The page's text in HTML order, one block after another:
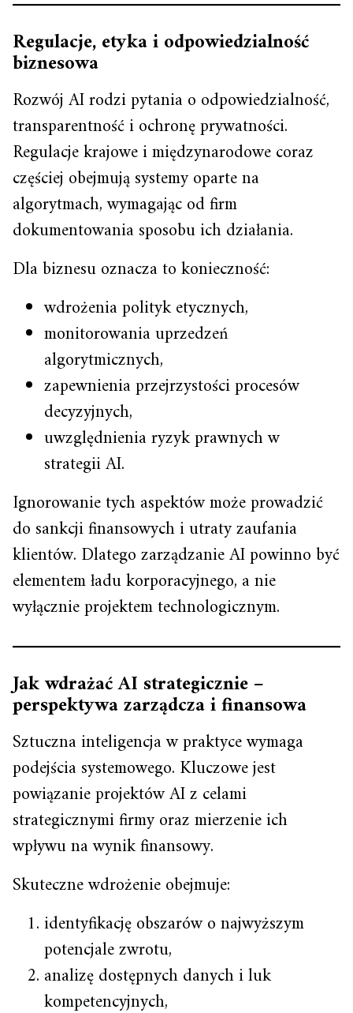
Regulacje, etyka i odpowiedzialność
biznesowa
Rozwój AI rodzi pytania o odpowiedzialność,
transparentność i ochronę prywatności.
Regulacje krajowe i międzynarodowe coraz
częściej obejmują systemy oparte na
algorytmach, wymagając od firm
dokumentowania sposobu ich działania.
Dla biznesu oznacza to konieczność:
wdrożenia polityk etycznych,
monitorowania uprzedzeń
algorytmicznych,
zapewnienia przejrzystości procesów
decyzyjnych,
uwzględnienia ryzyk prawnych w
strategii AI.
Ignorowanie tych aspektów może prowadzić
do sankcji finansowych i utraty zaufania
klientów. Dlatego zarządzanie AI powinno być
elementem ładu korporacyjnego, a nie
wyłącznie projektem technologicznym.
Jak wdrażać AI strategicznie –
perspektywa zarządcza i finansowa
Sztuczna inteligencja w praktyce wymaga
podejścia systemowego. Kluczowe jest
powiązanie projektów AI z celami
strategicznymi firmy oraz mierzenie ich
wpływu na wynik finansowy.
Skuteczne wdrożenie obejmuje:
identyfikację obszarów o najwyższym
potencjale zwrotu,
analizę dostępnych danych i luk
kompetencyjnych,